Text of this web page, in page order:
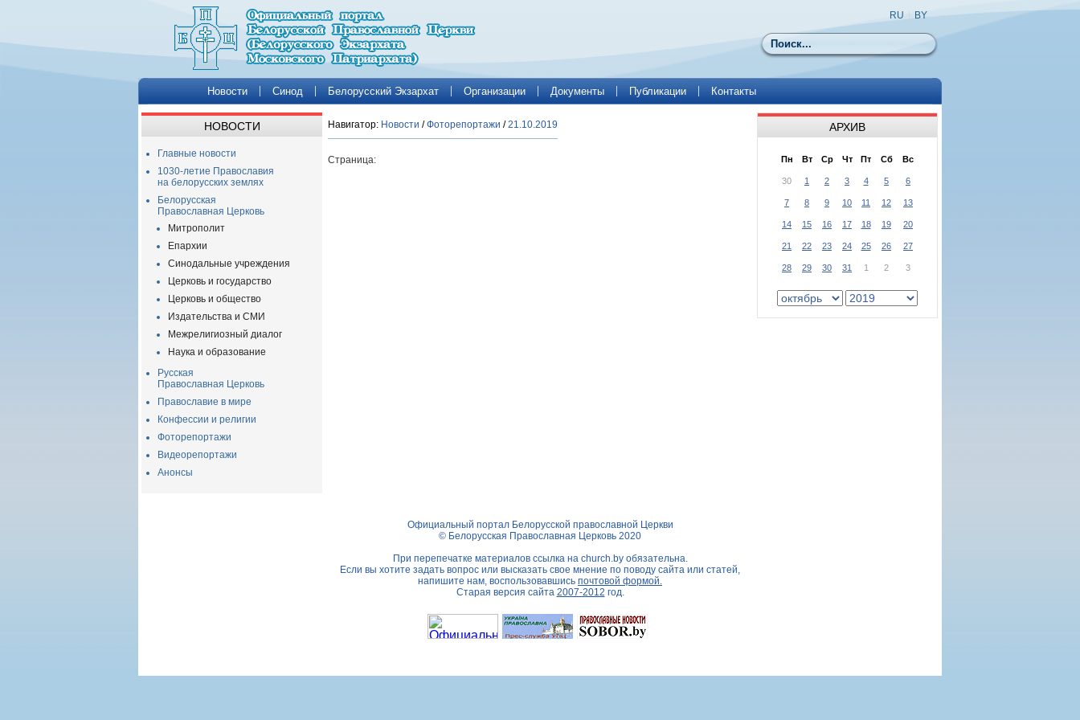
Поиск
RU BY
Новости Синод Белорусский Экзархат Организации Документы Публикации Контакты
НОВОСТИ
Главные новости
1030-летие Православия
на белорусских землях
Белорусская
Православная Церковь
Митрополит
Епархии
Синодальные учреждения
Церковь и государство
Церковь и общество
Издательства и СМИ
Межрелигиозный диалог
Наука и образование
Русская
Православная Церковь
Православие в мире
Конфессии и религии
Фоторепортажи
Видеорепортажи
Анонсы
Навигатор: Новости /Фоторепортажи /21.10.2019
Страница:
АРХИВ
Пн Вт Ср Чт Пт Сб Вс
30 1 2 3 4 5 6
7 8 9 10 11 12 13
14 15 16 17 18 19 20
21 22 23 24 25 26 27
28 29 30 31 1 2 3
Официальный портал Белорусской православной Церкви
© Белорусская Православная Церковь 2020
При перепечатке материалов ссылка на church.byобязательна.
Если вы хотите задать вопрос или высказать свое мнение по поводу сайта или статей,
напишите нам, воспользовавшись почтовой формой.
Старая версия сайта 2007-2012 год.